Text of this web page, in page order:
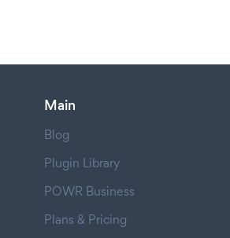
Main
Blog
Plugin Library
POWR Business
Plans & Pricing